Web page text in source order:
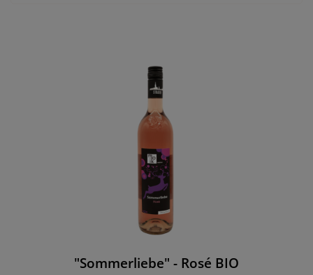
"Sommerliebe" - Rosé BIO